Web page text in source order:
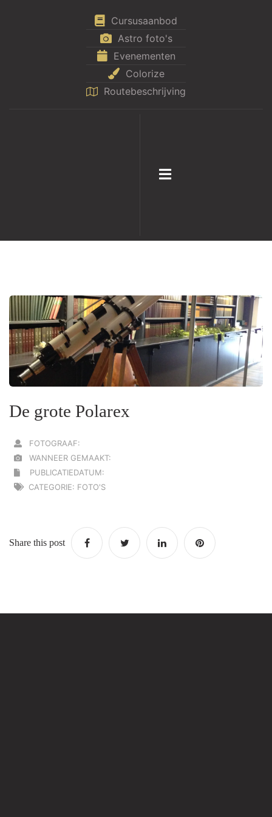
Cursusaanbod
Astro foto's
Evenementen
Colorize
Routebeschrijving
De grote Polarex
FOTOGRAAF:
WANNEER GEMAAKT:
PUBLICATIEDATUM:
CATEGORIE: FOTO'S
Share this post